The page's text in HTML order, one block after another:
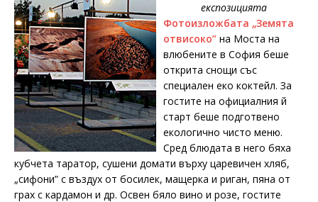
експозицията
Фотоизложбата „Земята
отвисоко” на Моста на
влюбените в София беше
открита снощи със
специален еко коктейл. За
гостите на официалния й
старт беше подготвено
екологично чисто меню.
Сред блюдата в него бяха
кубчета таратор, сушени домати върху царевичен хляб,
„сифони” с въздух от босилек, мащерка и риган, пяна от
грах с кардамон и др. Освен бяло вино и розе, гостите